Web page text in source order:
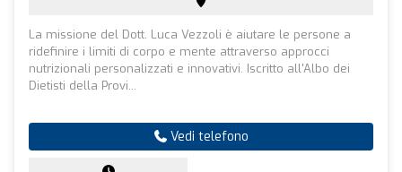
La missione del Dott. Luca Vezzoli è aiutare le persone a
ridefinire i limiti di corpo e mente attraverso approcci
nutrizionali personalizzati e innovativi. Iscritto all'Albo dei
Dietisti della Provi...
Vedi telefono